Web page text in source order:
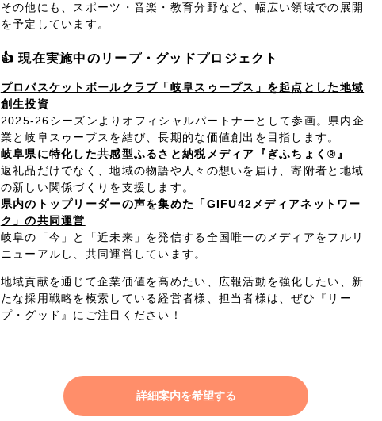
その他にも、スポーツ・音楽・教育分野など、幅広い領域での展開
を予定しています。
👍 現在実施中のリープ・グッドプロジェクト
プロバスケットボールクラブ「岐阜スゥープス」を起点とした地域
創生投資
2025-26シーズンよりオフィシャルパートナーとして参画。県内企
業と岐阜スゥープスを結び、長期的な価値創出を目指します。
岐阜県に特化した共感型ふるさと納税メディア『ぎふちょく®』
返礼品だけでなく、地域の物語や人々の想いを届け、寄附者と地域
の新しい関係づくりを支援します。
県内のトップリーダーの声を集めた「GIFU42メディアネットワー
ク」の共同運営
岐阜の「今」と「近未来」を発信する全国唯一のメディアをフルリ
ニューアルし、共同運営しています。
地域貢献を通じて企業価値を高めたい、広報活動を強化したい、新
たな採用戦略を模索している経営者様、担当者様は、ぜひ『リー
プ・グッド』にご注目ください！
詳細案内を希望する